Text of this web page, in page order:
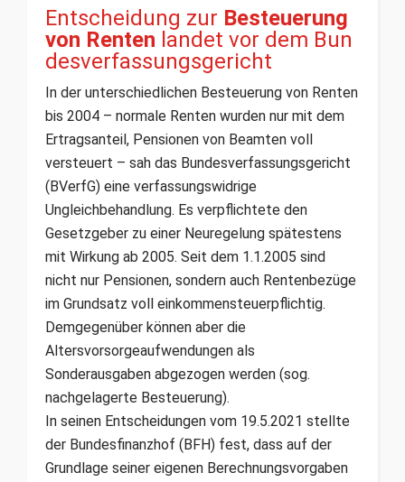
Entscheidung zur Besteuerung
von Renten landet vor dem Bun
desverfassungsgericht
In der unterschiedlichen Besteuerung von Renten
bis 2004 – normale Renten wurden nur mit dem
Ertragsanteil, Pensionen von Beamten voll
versteuert – sah das Bundesverfassungsgericht
(BVerfG) eine verfassungswidrige
Ungleichbehandlung. Es verpflichtete den
Gesetzgeber zu einer Neuregelung spätestens
mit Wirkung ab 2005. Seit dem 1.1.2005 sind
nicht nur Pensionen, sondern auch Rentenbezüge
im Grundsatz voll einkommensteuerpflichtig.
Demgegenüber können aber die
Altersvorsorgeaufwendungen als
Sonderausgaben abgezogen werden (sog.
nachgelagerte Besteuerung).
In seinen Entscheidungen vom 19.5.2021 stellte
der Bundesfinanzhof (BFH) fest, dass auf der
Grundlage seiner eigenen Berechnungsvorgaben